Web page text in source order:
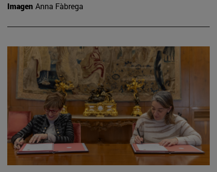
Imagen Anna Fàbrega